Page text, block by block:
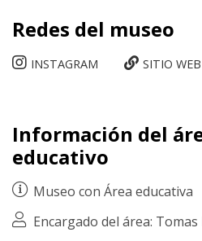
Redes del museo
INSTAGRAM SITIO WEB
Información del
educativo
Museo con Área educativa
Encargado del área: